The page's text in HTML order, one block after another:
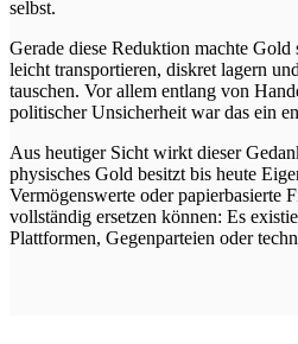
selbst.
Gerade diese Reduktion machte
leicht transportieren, diskret lagern
tauschen. Vor allem entlang von
politischer Unsicherheit war das ein
Aus heutiger Sicht wirkt dieser
physisches Gold besitzt bis heute
Vermögenswerte oder papierbasierte
vollständig ersetzen können: Es
Plattformen, Gegenparteien oder